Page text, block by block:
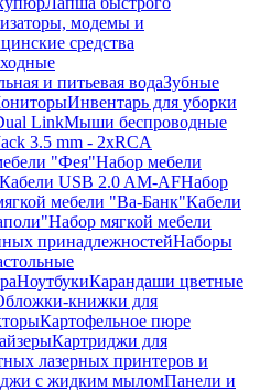
модемы и
средства
и питьевая водаЗубные
Инвентарь для уборки
LinkМыши беспроводные
3.5 mm - 2xRCA
"Фея"Набор мебели
Кабели USB 2.0 AM-AFНабор
мебели "Ва-Банк"Кабели
Набор мягкой мебели
принадлежностейНаборы
НоутбукиКарандаши цветные
книжки для
Картофельное пюре
Картриджи для
лазерных принтеров и
с жидким мыломПанели и